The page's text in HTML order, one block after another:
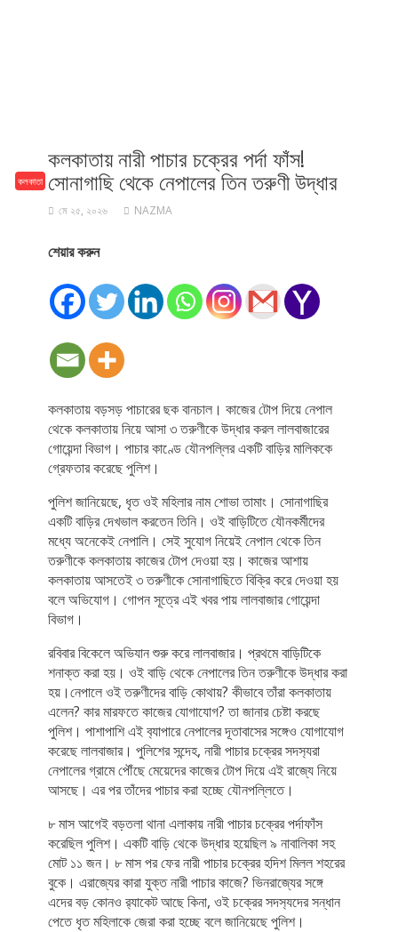
কলকাতা
কলকাতায় নারী পাচার চক্রের পর্দা ফাঁস!
সোনাগাছি থেকে নেপালের তিন তরুণী উদ্ধার
মে ২৫, ২০২৬ NAZMA
শেয়ার করুন
কলকাতায় বড়সড় পাচারের ছক বানচাল। কাজের টোপ দিয়ে নেপাল
থেকে কলকাতায় নিয়ে আসা ৩ তরুণীকে উদ্ধার করল লালবাজারের
গোয়েন্দা বিভাগ। পাচার কাণ্ডে যৌনপল্লির একটি বাড়ির মালিককে
গ্রেফতার করেছে পুলিশ।
পুলিশ জানিয়েছে, ধৃত ওই মহিলার নাম শোভা তামাং। সোনাগাছির
একটি বাড়ির দেখভাল করতেন তিনি। ওই বাড়িটিতে যৌনকর্মীদের
মধ্যে অনেকেই নেপালি। সেই সুযোগ নিয়েই নেপাল থেকে তিন
তরুণীকে কলকাতায় কাজের টোপ দেওয়া হয়। কাজের আশায়
কলকাতায় আসতেই ৩ তরুণীকে সোনাগাছিতে বিক্রি করে দেওয়া হয়
বলে অভিযোগ। গোপন সূত্রে এই খবর পায় লালবাজার গোয়েন্দা
বিভাগ।
রবিবার বিকেলে অভিযান শুরু করে লালবাজার। প্রথমে বাড়িটিকে
শনাক্ত করা হয়। ওই বাড়ি থেকে নেপালের তিন তরুণীকে উদ্ধার করা
হয়।নেপালে ওই তরুণীদের বাড়ি কোথায়? কীভাবে তাঁরা কলকাতায়
এলেন? কার মারফতে কাজের যোগাযোগ? তা জানার চেষ্টা করছে
পুলিশ। পাশাপাশি এই ব‌্যাপারে নেপালের দূতাবাসের সঙ্গেও যোগাযোগ
করেছে লালবাজার। পুলিশের সন্দেহ, নারী পাচার চক্রের সদস‌্যরা
নেপালের গ্রামে পৌঁছে মেয়েদের কাজের টোপ দিয়ে এই রাজ্যে নিয়ে
আসছে। এর পর তাঁদের পাচার করা হচ্ছে যৌনপল্লিতে।
৮ মাস আগেই বড়তলা থানা এলাকায় নারী পাচার চক্রের পর্দাফাঁস
করেছিল পুলিশ। একটি বাড়ি থেকে উদ্ধার হয়েছিল ৯ নাবালিকা সহ
মোট ১১ জন। ৮ মাস পর ফের নারী পাচার চক্রের হদিশ মিলল শহরের
বুকে। এরাজ্যের কারা যুক্ত নারী পাচার কাজে? ভিনরাজ্যের সঙ্গে
এদের বড় কোনও র‌্যাকেট আছে কিনা, ওই চক্রের সদস‌্যদের সন্ধান
পেতে ধৃত মহিলাকে জেরা করা হচ্ছে বলে জানিয়েছে পুলিশ।